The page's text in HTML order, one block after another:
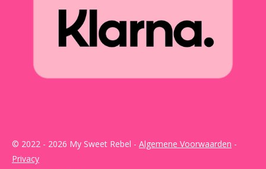
© 2022 - 2026 My Sweet Rebel - Algemene Voorwaarden -
Privacy